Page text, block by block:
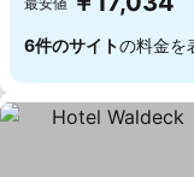
6件のサイトの料金を